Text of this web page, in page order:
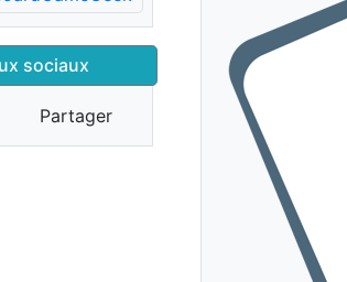
sociaux
Partager